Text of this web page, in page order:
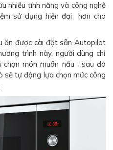
nhiều tính năng và công nghệ
sử dụng hiện đại hơn cho
ăn được cài đặt sẵn Autopilot
trình này, người dùng chỉ
món muốn nấu ; sau đó
sẽ tự động lựa chọn mức công